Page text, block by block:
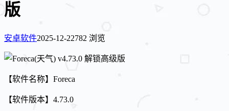
版
安卓软件2025-12-22782 浏览
【软件名称】Foreca
【软件版本】4.73.0